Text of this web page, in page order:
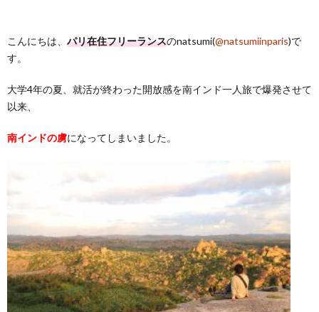
こんにちは、 パリ在住フリーランスのnatsumi(@natsumiinparis)で
す。
大学4年の夏、就活が終わった開放感を南インド一人旅で爆発させて
以来、
南インドの虜になってしまいました。